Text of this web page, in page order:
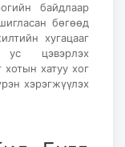
байдлаар
бөгөөд
хугацааг
ус цэвэрлэх
хатуу хог
хэрэгжүүлэх